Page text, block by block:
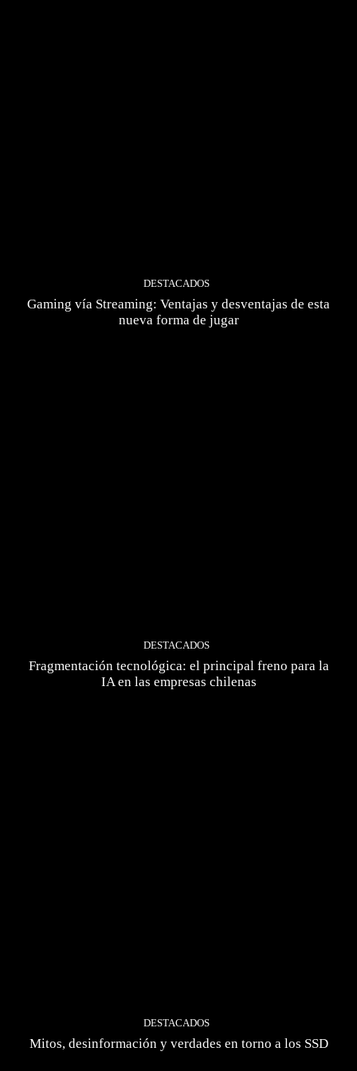
DESTACADOS
Gaming vía Streaming: Ventajas y desventajas de esta
nueva forma de jugar
DESTACADOS
Fragmentación tecnológica: el principal freno para la
IA en las empresas chilenas
DESTACADOS
Mitos, desinformación y verdades en torno a los SSD